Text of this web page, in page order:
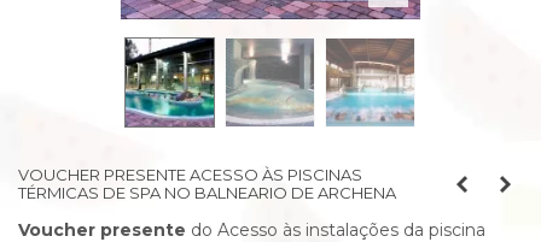
VOUCHER PRESENTE ACESSO ÀS PISCINAS
TÉRMICAS DE SPA NO BALNEARIO DE ARCHENA
Voucher presente do Acesso às instalações da piscina